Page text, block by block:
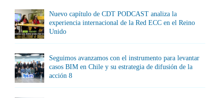
Nuevo capítulo de CDT PODCAST analiza la
experiencia internacional de la Red ECC en el Reino
Unido
Seguimos avanzamos con el instrumento para levantar
casos BIM en Chile y su estrategia de difusión de la
acción 8